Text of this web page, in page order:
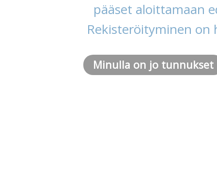
pääset aloittamaan
Rekisteröityminen
Minulla on jo tunnukset